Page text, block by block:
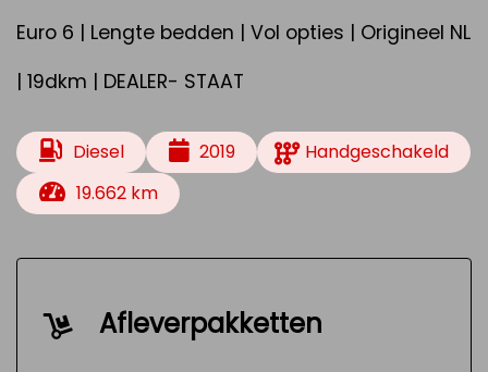
Euro 6 | Lengte bedden | Vol opties | Origineel NL
| 19dkm | DEALER- STAAT
Diesel 2019
Handgeschakeld
19.662 km
Afleverpakketten